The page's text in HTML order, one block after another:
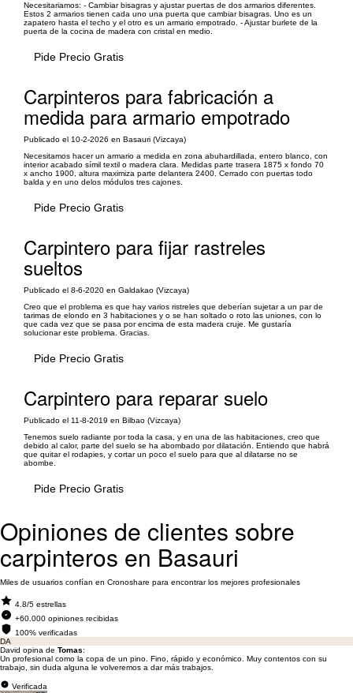
Necesitariamos: - Cambiar bisagras y ajustar puertas de dos armarios diferentes.
Estos 2 armarios tienen cada uno una puerta que cambiar bisagras. Uno es un
zapatero hasta el techo y el otro es un armario empotrado. - Ajustar burlete de la
puerta de la cocina de madera con cristal en medio.
Pide Precio Gratis
Carpinteros para fabricación a
medida para armario empotrado
Publicado el 10-2-2026 en Basauri (Vizcaya)
Necesitamos hacer un armario a medida en zona abuhardillada, entero blanco, con
interior acabado símil textil o madera clara. Medidas parte trasera 1875 x fondo 70
x ancho 1900, altura maximiza parte delantera 2400. Cerrado con puertas todo
balda y en uno delos módulos tres cajones.
Pide Precio Gratis
Carpintero para fijar rastreles
sueltos
Publicado el 8-6-2020 en Galdakao (Vizcaya)
Creo que el problema es que hay varios ristreles que deberían sujetar a un par de
tarimas de elondo en 3 habitaciones y o se han soltado o roto las uniones, con lo
que cada vez que se pasa por encima de esta madera cruje. Me gustaría
solucionar este problema. Gracias.
Pide Precio Gratis
Carpintero para reparar suelo
Publicado el 11-8-2019 en Bilbao (Vizcaya)
Tenemos suelo radiante por toda la casa, y en una de las habitaciones, creo que
debido al calor, parte del suelo se ha abombado por dilatación. Entiendo que habrá
que quitar el rodapies, y cortar un poco el suelo para que al dilatarse no se
abombe.
Pide Precio Gratis
Opiniones de clientes sobre
carpinteros en Basauri
Miles de usuarios confían en Cronoshare para encontrar los mejores profesionales
4.8/5 estrellas
+60.000 opiniones recibidas
100% verificadas
DA
David opina de Tomas:
Un profesional como la copa de un pino. Fino, rápido y económico. Muy contentos con su
trabajo, sin duda alguna le volveremos a dar más trabajos.
Verificada